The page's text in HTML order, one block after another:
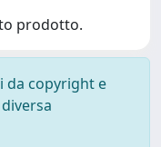
prodotto.
da copyright e